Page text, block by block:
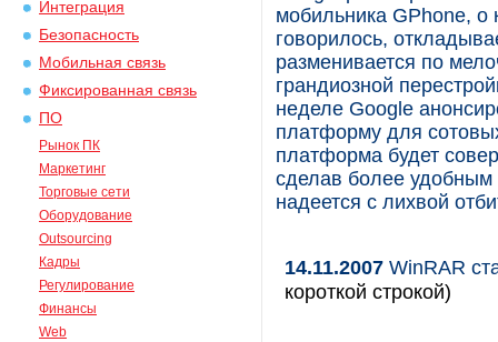
Интеграция
Безопасность
Мобильная связь
Фиксированная связь
ПО
Рынок ПК
Маркетинг
Торговые сети
Оборудование
Outsourcing
Кадры
Регулирование
Финансы
Web
мобильника GPhone, о
говорилось,
разменивается по
грандиозной
неделе Google
платформу для
платформа будет
сделав более удобным
надеется с лихвой
14.11.2007 WinRAR
короткой строкой)